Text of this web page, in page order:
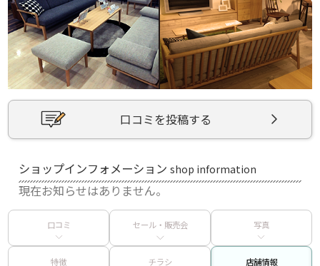
口コミを投稿する
ショップインフォメーションshop information
現在お知らせはありません。
口コミ セール・販売会 写真
特徴 チラシ 店舗情報